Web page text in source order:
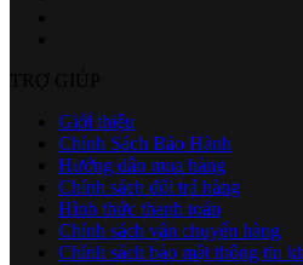
Giới thiệu
Chính Sách Bảo Hành
Hướng dẫn mua hàng
Chính sách đổi trả hàng
Hình thức thanh toán
Chính sách vận chuyển hàng
Chính sách bảo mật thông tin